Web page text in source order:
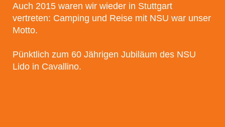
Auch 2015 waren wir wieder in Stuttgart
vertreten: Camping und Reise mit NSU war unser
Motto.
Pünktlich zum 60 Jährigen Jubiläum des NSU
Lido in Cavallino.